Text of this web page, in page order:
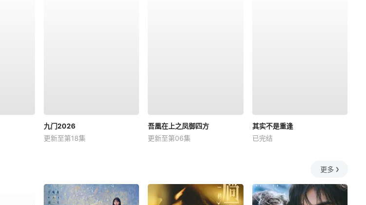
九门2026
更新至第18集
吾凰在上之凤御四方
更新至第06集
其实不是重逢
已完结
更多